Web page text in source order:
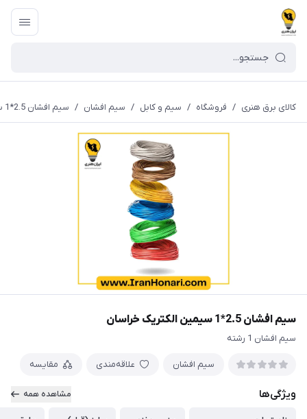
کالای برق هنری / فروشگاه / سیم و کابل / سیم افشان / سیم افشان 2.5*1 سیمین الکتریک خراسان
سیم افشان 2.5*1 سیمین الکتریک خراسان
سیم افشان 1 رشته
سیم افشان علاقه‌مندی مقایسه
ویژگی‌ها مشاهده همه